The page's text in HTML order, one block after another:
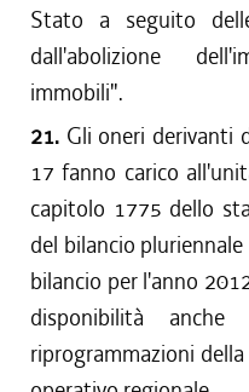
Stato a seguito
dall'abolizione
immobili".
21. Gli oneri derivanti
17 fanno carico
capitolo 1775 dello
del bilancio
bilancio per l'anno
disponibilità
riprogrammazioni